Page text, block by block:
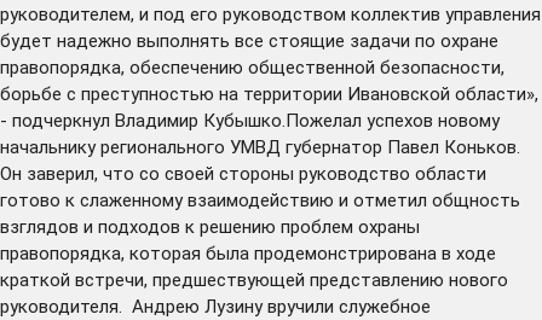
руководителем, и под его руководством коллектив управления
будет надежно выполнять все стоящие задачи по охране
правопорядка, обеспечению общественной безопасности,
борьбе с преступностью на территории Ивановской области»,
- подчеркнул Владимир Кубышко.Пожелал успехов новому
начальнику регионального УМВД губернатор Павел Коньков.
Он заверил, что со своей стороны руководство области
готово к слаженному взаимодействию и отметил общность
взглядов и подходов к решению проблем охраны
правопорядка, которая была продемонстрирована в ходе
краткой встречи, предшествующей представлению нового
руководителя. Андрею Лузину вручили служебное